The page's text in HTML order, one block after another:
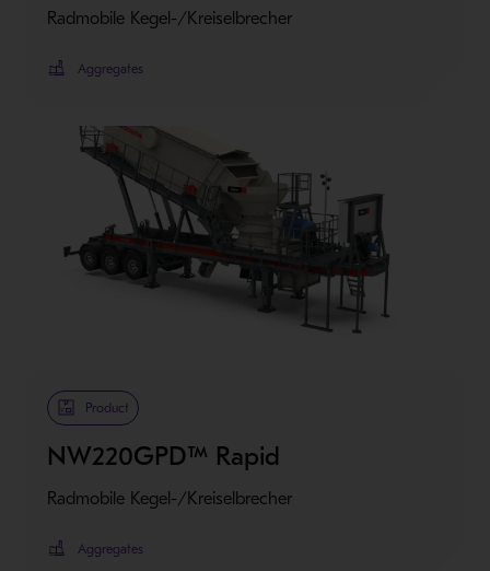
Radmobile Kegel-/Kreiselbrecher
Aggregates
Product
NW220GPD™ Rapid
Radmobile Kegel-/Kreiselbrecher
Aggregates